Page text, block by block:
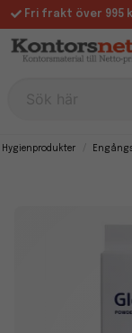
Fri frakt över 995
Allt för din
Hygienprodukter